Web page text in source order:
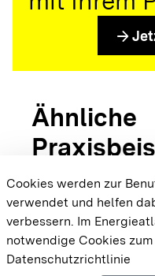
arrow_forward
Ähnliche
{{/
Cookies werden zur
verwendet und helfen
verbessern. Im
notwendige Cookies zum
Datenschutzrichtlinie